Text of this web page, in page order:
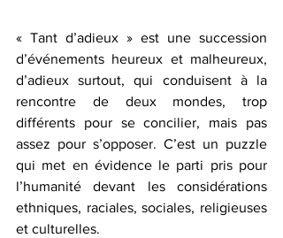
« Tant d’adieux » est une succession
d’événements heureux et malheureux,
d’adieux surtout, qui conduisent à la
rencontre de deux mondes, trop
différents pour se concilier, mais pas
assez pour s’opposer. C’est un puzzle
qui met en évidence le parti pris pour
l’humanité devant les considérations
ethniques, raciales, sociales, religieuses
et culturelles.